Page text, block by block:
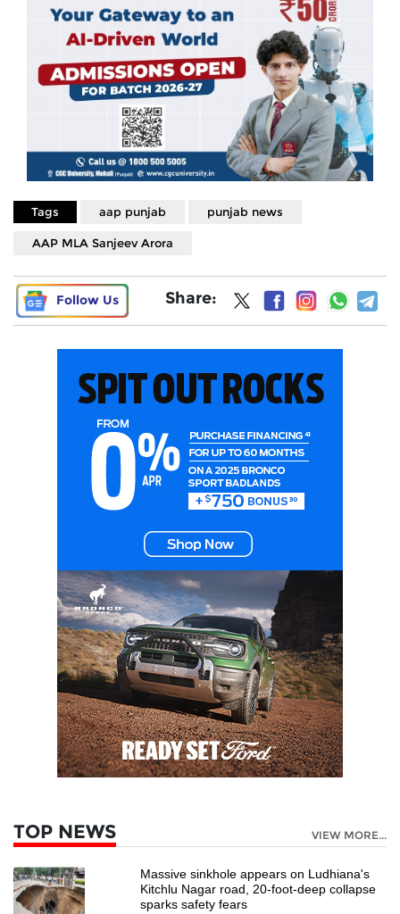
Tags aap punjab punjab news
AAP MLA Sanjeev Arora
Follow Us Share:
TOP NEWS VIEW MORE...
Massive sinkhole appears on Ludhiana's
Kitchlu Nagar road, 20-foot-deep collapse
sparks safety fears